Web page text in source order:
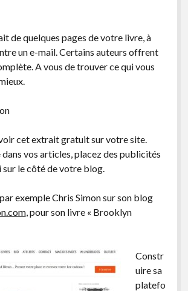
de quelques pages de votre livre, à
un e-mail. Certains auteurs offrent
A vous de trouver ce qui vous
cet extrait gratuit sur votre site.
vos articles, placez des publicités
sur le côté de votre blog.
exemple Chris Simon sur son blog
, pour son livre « Brooklyn
Constr
uire sa
platefo